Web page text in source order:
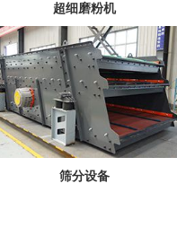
超细磨粉机
筛分设备